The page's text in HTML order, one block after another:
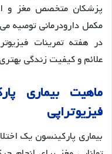
پزشکان متخصص مغز و
در هفته تمرینات
علائم و کیفیت زندگی
ماهیت بیماری
فیزیوتراپی
بیماری پارکینسون یک